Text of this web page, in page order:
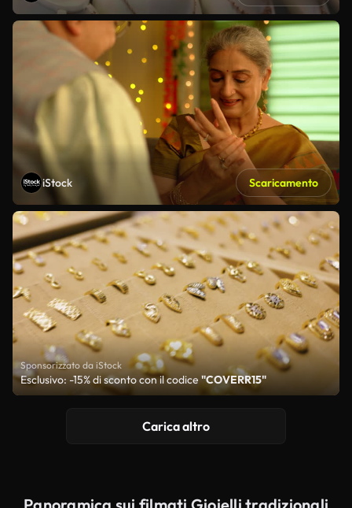
iStock Scaricamento
Sponsorizzato da iStock
Esclusivo: -15% di sconto con il codice "COVERR15"
Carica altro